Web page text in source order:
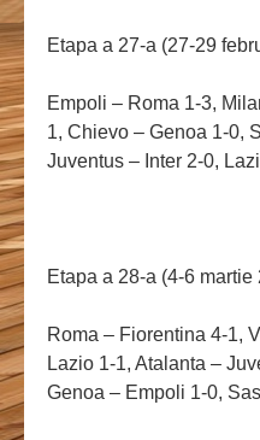
Etapa a 27-a (27-29
Empoli – Roma 1-3,
1, Chievo – Genoa 1-0,
Juventus – Inter 2-0,
Etapa a 28-a (4-6 martie
Roma – Fiorentina 4-1,
Lazio 1-1, Atalanta –
Genoa – Empoli 1-0,